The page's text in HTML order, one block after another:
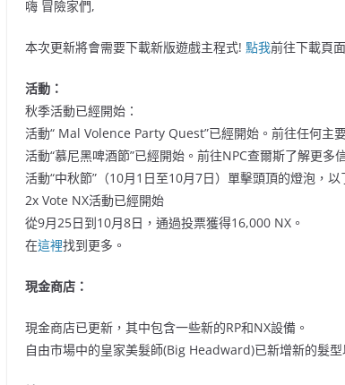
嗨 冒險家們,
本次更新將會需要下載新版遊戲主程式! 點我前往下載頁面
活動：
秋季活動已經開始：
活動“ Mal Volence Party Quest”已經開始。前往任何主
活動“慕尼黑啤酒節”已經開始。前往NPC查爾斯了解更多
活動“中秋節”（10月1日至10月7日）單擊頭頂的燈泡，以
2x Vote NX活動已經開始
從9月25日到10月8日，通過投票獲得16,000 NX。
在這裡找到更多。
現金商店：
現金商店已更新，其中包含一些新的RP和NX設備。
自由市場中的皇家美髮師(Big Headward)已新增新的髮型